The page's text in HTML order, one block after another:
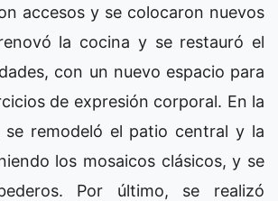
accesos y se colocaron nuevos
la cocina y se restauró el
con un nuevo espacio para
de expresión corporal. En la
remodeló el patio central y la
los mosaicos clásicos, y se
Por último, se realizó